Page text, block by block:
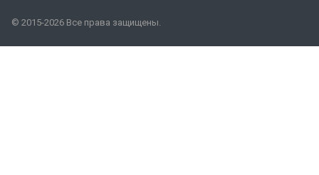
© 2015-2026 Все права защищены.